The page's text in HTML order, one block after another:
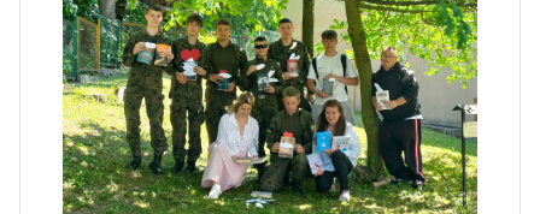
Pierwszy tydzień praktyk
zawodowych naszych uczniów
w Portugalii za nami!